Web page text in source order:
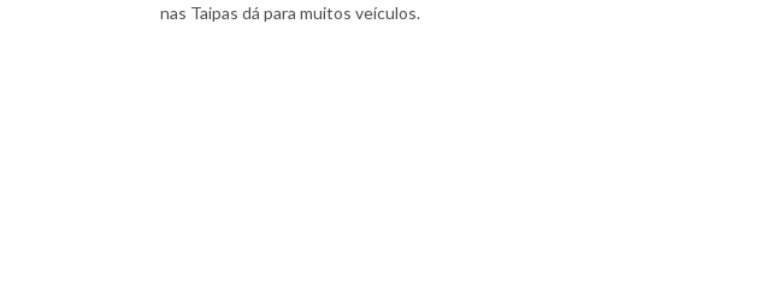
nas Taipas dá para muitos veículos.